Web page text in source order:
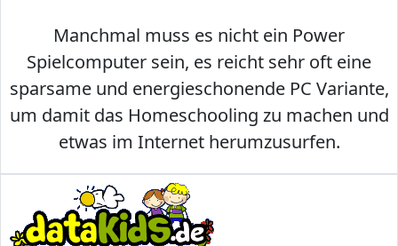
Manchmal muss es nicht ein Power
Spielcomputer sein, es reicht sehr oft eine
sparsame und energieschonende PC Variante,
um damit das Homeschooling zu machen und
etwas im Internet herumzusurfen.